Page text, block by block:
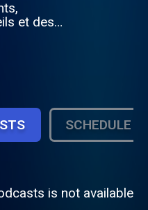
et des
car le
est de
limites. W2R,
condition
SCHEDULE
is not available